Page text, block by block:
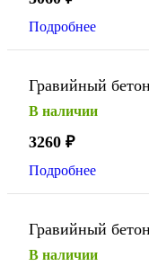
Подробнее
Гравийный
В наличии
3260 ₽
Подробнее
Гравийный
В наличии